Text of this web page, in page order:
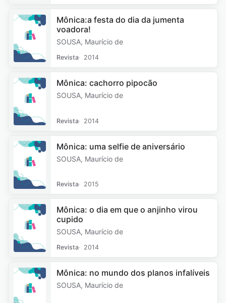
Mônica:a festa do dia da jumenta
voadora!
SOUSA, Maurício de
Revista 2014
Mônica: cachorro pipocão
SOUSA, Maurício de
Revista 2014
Mônica: uma selfie de aniversário
SOUSA, Maurício de
Revista 2015
Mônica: o dia em que o anjinho virou
cupido
SOUSA, Maurício de
Revista 2014
Mônica: no mundo dos planos infalíveis
SOUSA, Maurício de